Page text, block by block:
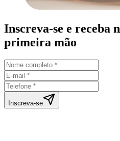
Inscreva-se e receba
primeira mão
Inscreva-se